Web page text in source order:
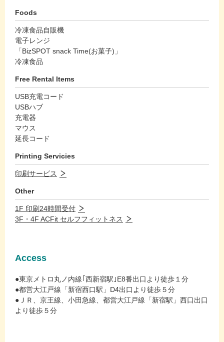
Foods
冷凍食品自販機
電子レンジ
「BizSPOT snack Time(お菓子)」
冷凍食品
Free Rental Items
USB充電コード
USBハブ
充電器
マウス
延長コード
Printing Servicies
印刷サービス
Other
1F 印刷24時間受付
3F・4F ACFit セルフフィットネス
Access
●東京メトロ丸ノ内線｢西新宿駅｣E8番出口より徒歩１分
●都営大江戸線「新宿西口駅」D4出口より徒歩５分
●ＪＲ、京王線、小田急線、都営大江戸線「新宿駅」西口出口
より徒歩５分